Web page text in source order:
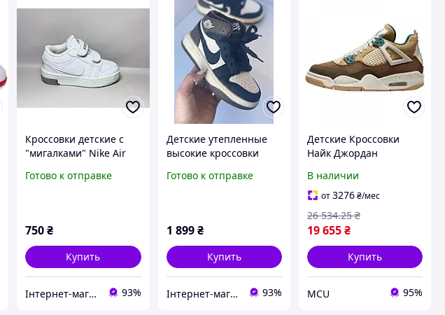
Кроссовки детские с
"мигалками" Nike Air
р.22-25
Готово к отправке
750₴
Купить
Інтернет-магазин спортивного взуття "Topstyle" 93%
Детские утепленные
высокие кроссовки
Готово к отправке
1 899 ₴
Купить
Інтернет-магазин спортивного взуття "Topstyle" 93%
Детские Кроссовки
Найк Джордан
Retro Cacao Wow (GS)
FB2214-200
В наличии
от3276₴/мес
19 655₴
26 534.25 ₴
Купить
MCU 95%